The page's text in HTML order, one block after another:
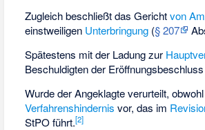
Zugleich beschließt das Gerichtvon
einstweiligen Unterbringung (§ 207
Spätestens mit der Ladung zur
Beschuldigten der
Wurde der Angeklagte verurteilt,
Verfahrenshindernis vor, das im
StPO führt.[2]